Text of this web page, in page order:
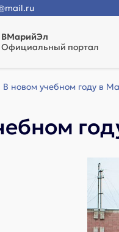
ВМарийЭл
Официальный портал
В новом учебном году в